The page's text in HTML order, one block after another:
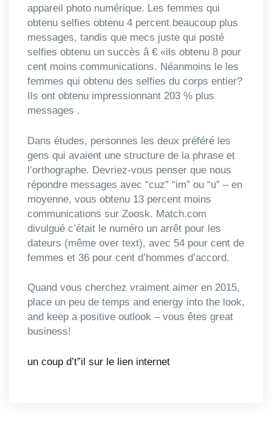
appareil photo numérique. Les femmes qui
obtenu selfies obtenu 4 percent beaucoup plus
messages, tandis que mecs juste qui posté
selfies obtenu un succès â € «ils obtenu 8 pour
cent moins communications. Néanmoins le les
femmes qui obtenu des selfies du corps entier?
Ils ont obtenu impressionnant 203 % plus
messages .
Dans études, personnes les deux préféré les
gens qui avaient une structure de la phrase et
l’orthographe. Devriez-vous penser que nous
répondre messages avec “cuz” “im” ou “u” – en
moyenne, vous obtenu 13 percent moins
communications sur Zoosk. Match.com
divulgué c’était le numéro un arrêt pour les
dateurs (même over text), avec 54 pour cent de
femmes et 36 pour cent d’hommes d’accord.
Quand vous cherchez vraiment aimer en 2015,
place un peu de temps and energy into the look,
and keep a positive outlook – vous êtes great
business!
un coup d’t”il sur le lien internet